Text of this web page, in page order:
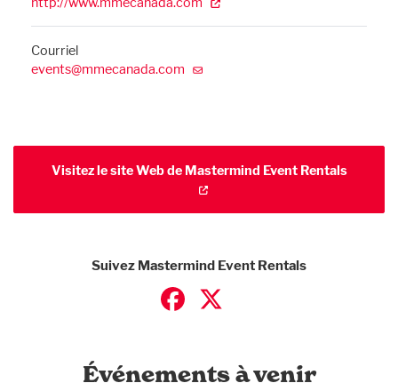
Visitez le site Web de Mastermind Event Rentals
Suivez Mastermind Event Rentals
Courriel
events@mmecanada.com
Événements à venir